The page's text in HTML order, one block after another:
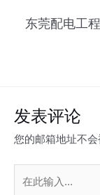
东莞配电工
发表评论
您的邮箱地址不会